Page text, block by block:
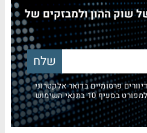
שוק ההון ולמבזקים של
פרסומיים בדואר אלקטרוני
10 בתנאי השימוש